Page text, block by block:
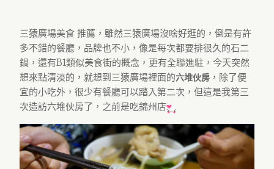
三猿廣場美食 推薦，雖然三猿廣場沒啥好逛的，倒是有許
多不錯的餐廳，品牌也不小，像是每次都要排很久的石二
鍋，還有B1類似美食街的概念，更有全聯進駐，今天突然
想來點清淡的，就想到三猿廣場裡面的六堆伙房 ，除了便
宜的小吃外，很少有餐廳可以踏入第二次，但這是我第三
次造訪六堆伙房了，之前是吃錦州店